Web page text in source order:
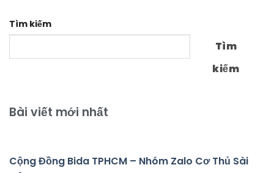
Tìm kiếm
Tìm
kiếm
Bài viết mới nhất
Cộng Đồng Bida TPHCM – Nhóm Zalo Cơ Thủ Sài